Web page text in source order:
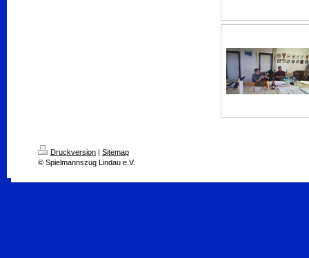
Druckversion | Sitemap
© Spielmannszug Lindau e.V.